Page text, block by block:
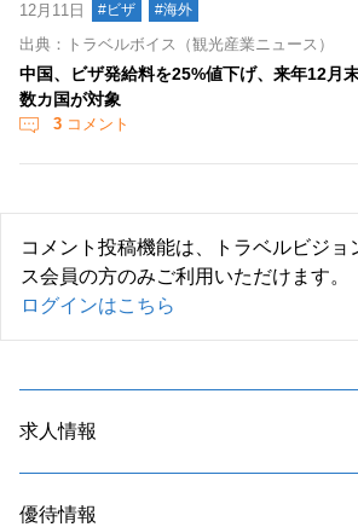
12月11日 #ビザ #海外
出典：トラベルボイス（観光産業ニュース）
中国、ビザ発給料を25%値下げ、来年12月
数カ国が対象
3 コメント
コメント投稿機能は、トラベルビジョ
ス会員の方のみご利用いただけます。
ログインはこちら
求人情報
優待情報